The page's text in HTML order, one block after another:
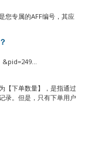
您专属的AFF编号，其应
【下单数量】，是指通过
录。但是，只有下单用户